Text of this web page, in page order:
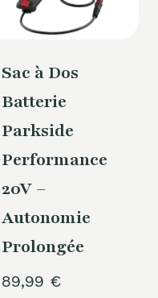
Sac à Dos
Batterie
Parkside
Performance
20V –
Autonomie
Prolongée
89,99 €